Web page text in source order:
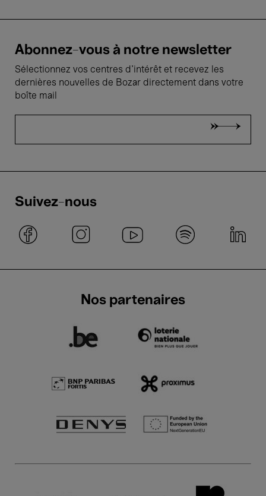
Abonnez-vous à notre newsletter
Sélectionnez vos centres d'intérêt et recevez les
dernières nouvelles de Bozar directement dans votre
boîte mail
Suivez-nous
Nos partenaires